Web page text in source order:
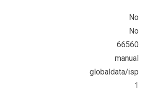
No
No
66560
manual
globaldata/isp
1